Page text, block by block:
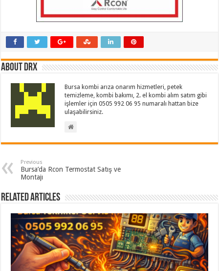
About drx
Bursa kombi arıza onarım hizmetleri, petek
temizleme, kombi bakımı, 2. el kombi alım satım gibi
işlemler için 0505 992 06 95 numaralı hattan bize
ulaşabilirsiniz.
Previous
Bursa’da Rcon Termostat Satış ve
Montajı
Related Articles